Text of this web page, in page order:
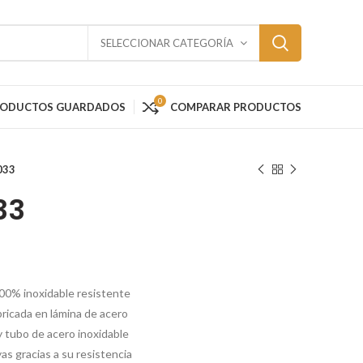
SELECCIONAR CATEGORÍA
GUARDADOS 0 COMPARAR PRODUCTOS
inoxidable resistente
en lámina de acero
tubo de acero inoxidable
gracias a su resistencia